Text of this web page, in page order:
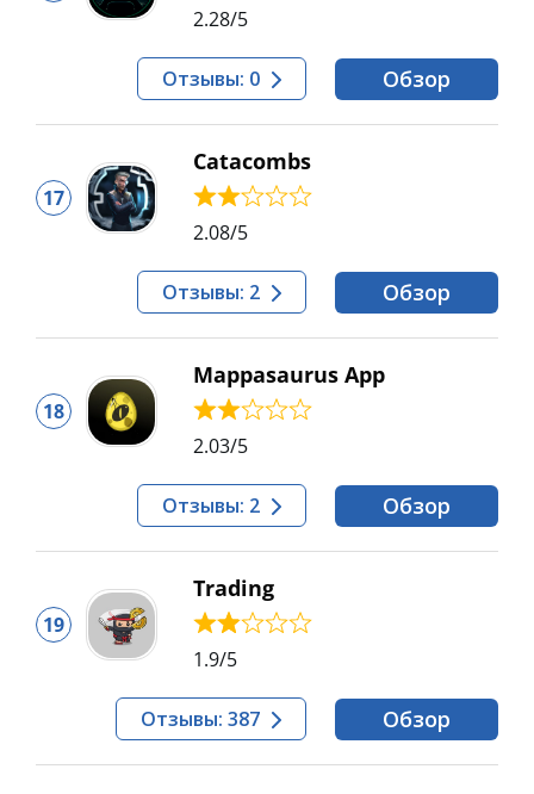
2.28/5
Отзывы: 0 Обзор
17
Catacombs
2.08/5
Отзывы: 2 Обзор
18
Mappasaurus App
2.03/5
Отзывы: 2 Обзор
19
Trading
1.9/5
Отзывы: 387 Обзор